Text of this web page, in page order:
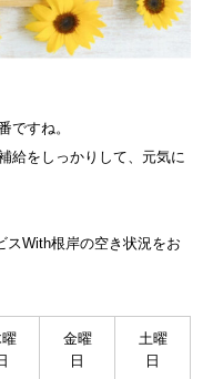
ですね。
給をしっかりして、元気に
スWith根岸の空き状況をお
金曜
日
土曜
日